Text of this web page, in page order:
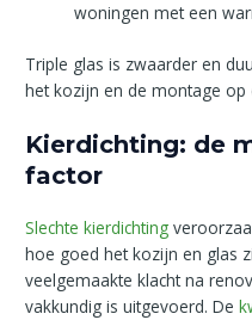
woningen met een
Triple glas is zwaarder en
het kozijn en de montage op
Kierdichting: de
factor
Slechte kierdichting
hoe goed het kozijn en glas
veelgemaakte klacht na
vakkundig is uitgevoerd. De